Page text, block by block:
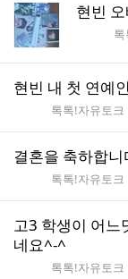
현빈
게시판명
톡톡!
현빈 내 첫 연예인
게시판명
톡톡!자유토크
결혼을 축하합니
게시판명
톡톡!자유토크
고3 학생이 어느
네요^-^
게시판명
톡톡!자유토크